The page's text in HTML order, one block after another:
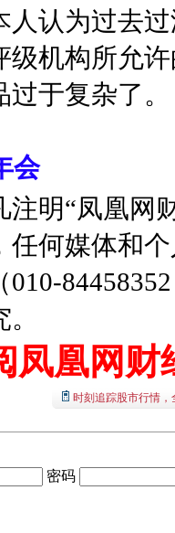
人认为过去
级机构所允
于复杂了。
会
注明“凤凰
任何媒体和
凤凰网财
时刻追踪股市行情
密码